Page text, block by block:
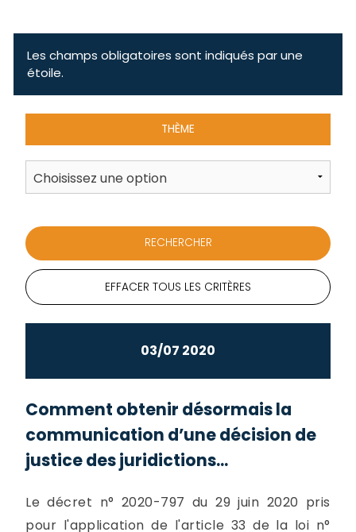
Les champs obligatoires sont indiqués par une
étoile.
THÈME
EFFACER TOUS LES CRITÈRES
03/07 2020
Comment obtenir désormais la
communication d’une décision de
justice des juridictions...
Le décret n° 2020-797 du 29 juin 2020 pris
pour l'application de l'article 33 de la loi n°